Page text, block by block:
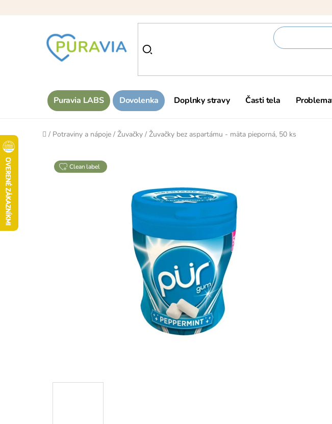
Puravia LABS Dovolenka Doplnky stravy Časti tela
Domov
/ Potraviny a nápoje / Žuvačky / Žuvačky bez aspartámu - mäta pieporná, 50 ks
clean label